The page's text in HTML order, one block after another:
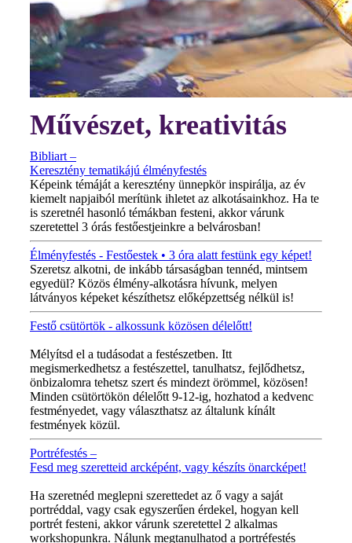
Művészet, kreativitás
Bibliart –
Keresztény tematikájú élményfestés
Képeink témáját a keresztény ünnepkör inspirálja, az év
kiemelt napjaiból merítünk ihletet az alkotásainkhoz. Ha te
is szeretnél hasonló témákban festeni, akkor várunk
szeretettel 3 órás festőestjeinkre a belvárosban!
Élményfestés - Festőestek • 3 óra alatt festünk egy képet!
Szeretsz alkotni, de inkább társaságban tennéd, mintsem
egyedül? Közös élmény-alkotásra hívunk, melyen
látványos képeket készíthetsz előképzettség nélkül is!
Festő csütörtök - alkossunk közösen délelőtt!
Mélyítsd el a tudásodat a festészetben. Itt
megismerkedhetsz a festészettel, tanulhatsz, fejlődhetsz,
önbizalomra tehetsz szert és mindezt örömmel, közösen!
Minden csütörtökön délelőtt 9-12-ig, hozhatod a kedvenc
festményedet, vagy választhatsz az általunk kínált
festmények közül.
Portréfestés –
Fesd meg szeretteid arcképént, vagy készíts önarcképet!
Ha szeretnéd meglepni szerettedet az ő vagy a saját
portréddal, vagy csak egyszerűen érdekel, hogyan kell
portrét festeni, akkor várunk szeretettel 2 alkalmas
workshopunkra. Nálunk megtanulhatod a portréfestés